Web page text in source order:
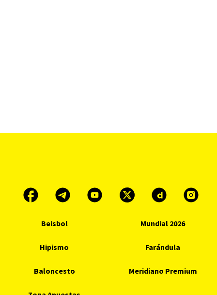
Beisbol Mundial 2026
Hipismo Farándula
Baloncesto Meridiano Premium